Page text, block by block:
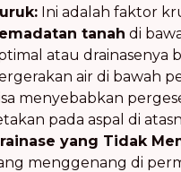
Ini adalah faktor
tanah di
atau drainasenya
air di bawah
menyebabkan
pada aspal di
yang Tidak
menggenang di